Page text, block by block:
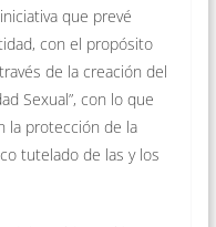
que prevé
con el propósito
de la creación del
Sexual”, con lo que
la protección de la
tutelado de las y los